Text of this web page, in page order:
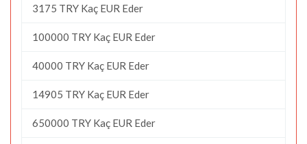
3175 TRY Kaç EUR Eder
100000 TRY Kaç EUR Eder
40000 TRY Kaç EUR Eder
14905 TRY Kaç EUR Eder
650000 TRY Kaç EUR Eder